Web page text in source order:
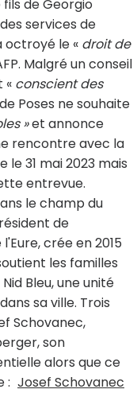
de Georgio
services de
octroyé le « droit de
Malgré un conseil
« conscient des
Poses ne souhaite
»et annonce
rencontre avec la
31 mai 2023 mais
entrevue.
le champ du
de
crée en 2015
les familles
Bleu, une unité
sa ville. Trois
Schovanec,
son
alors que ce
: Josef Schovanec